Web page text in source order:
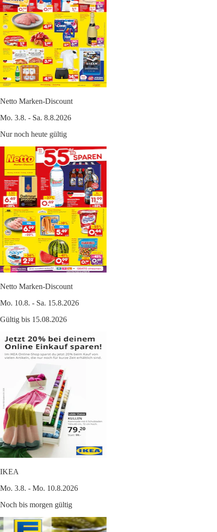
Netto Marken-Discount
Mo. 3.8. - Sa. 8.8.2026
Nur noch heute gültig
Netto Marken-Discount
Mo. 10.8. - Sa. 15.8.2026
Gültig bis 15.08.2026
IKEA
Mo. 3.8. - Mo. 10.8.2026
Noch bis morgen gültig